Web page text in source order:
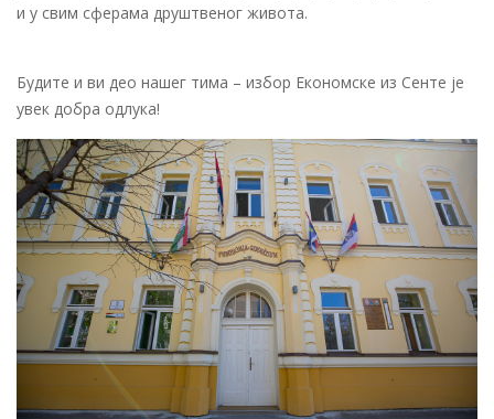
и у свим сферама друштвеног живота.
Будите и ви део нашег тима – избор Економске из Сенте је
увек добра одлука!